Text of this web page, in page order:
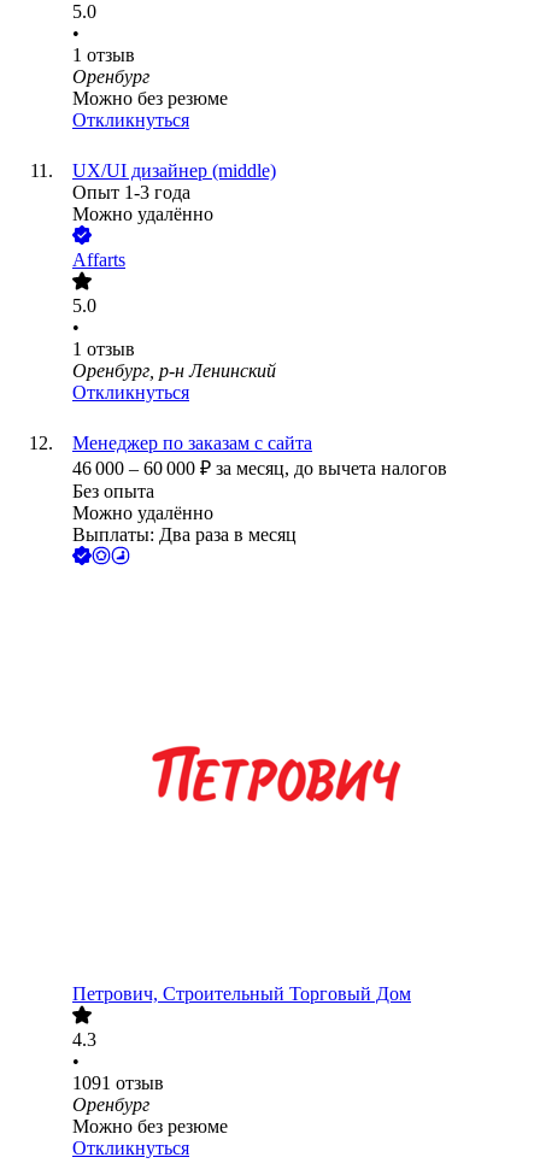
5.0
•
1 отзыв
Оренбург
Можно без резюме
Откликнуться
UX/UI дизайнер (middle)
Опыт 1-3 года
Можно удалённо
Affarts
5.0
•
1 отзыв
Оренбург, р-н Ленинский
Откликнуться
Менеджер по заказам с сайта
46 000 – 60 000 ₽ за месяц, до вычета налогов
Без опыта
Можно удалённо
Выплаты: Два раза в месяц
Петрович, Строительный Торговый Дом
4.3
•
1091 отзыв
Оренбург
Можно без резюме
Откликнуться